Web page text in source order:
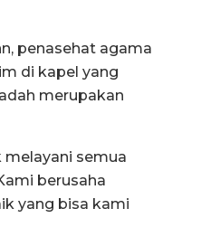
penasehat agama
di kapel yang
merupakan
melayani semua
berusaha
yang bisa kami